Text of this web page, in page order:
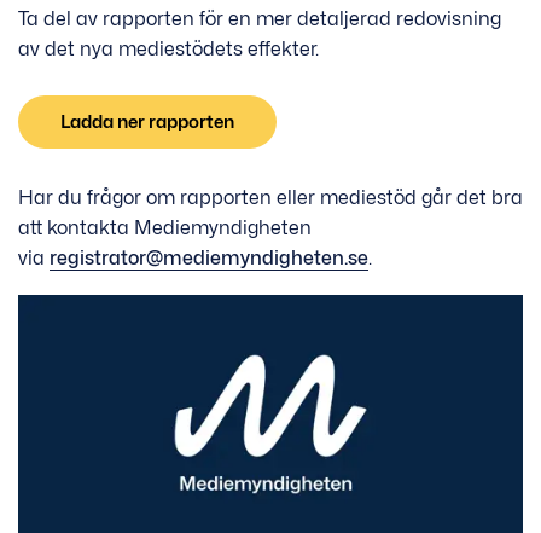
Ta del av rapporten för en mer detaljerad redovisning
av det nya mediestödets effekter.
Ladda ner rapporten
Har du frågor om rapporten eller mediestöd går det bra
att kontakta Mediemyndigheten
via registrator@mediemyndigheten.se.